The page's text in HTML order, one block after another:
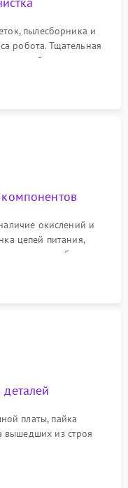
пылесборника и
робота. Тщательная
и плат от
животных с
окислений и
цепей питания,
колес и турбины
и инфракрасных
платы, пайка
вышедших из строя
неисправного
шлейфов и